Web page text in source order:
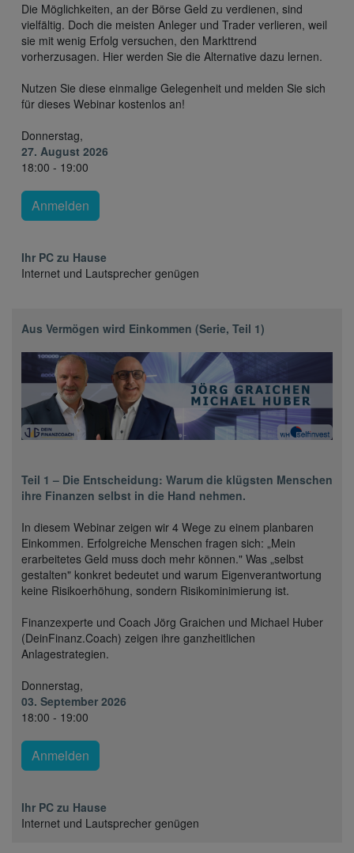
Die Möglichkeiten, an der Börse Geld zu verdienen, sind
vielfältig. Doch die meisten Anleger und Trader verlieren, weil
sie mit wenig Erfolg versuchen, den Markttrend
vorherzusagen. Hier werden Sie die Alternative dazu lernen.
Nutzen Sie diese einmalige Gelegenheit und melden Sie sich
für dieses Webinar kostenlos an!
Donnerstag,
27. August 2026
18:00 - 19:00
Anmelden
Ihr PC zu Hause
Internet und Lautsprecher genügen
Aus Vermögen wird Einkommen (Serie, Teil 1)
Teil 1 – Die Entscheidung: Warum die klügsten Menschen
ihre Finanzen selbst in die Hand nehmen.
In diesem Webinar zeigen wir 4 Wege zu einem planbaren
Einkommen. Erfolgreiche Menschen fragen sich: „Mein
erarbeitetes Geld muss doch mehr können." Was „selbst
gestalten" konkret bedeutet und warum Eigenverantwortung
keine Risikoerhöhung, sondern Risikominimierung ist.
Finanzexperte und Coach Jörg Graichen und Michael Huber
(DeinFinanz.Coach) zeigen ihre ganzheitlichen
Anlagestrategien.
Donnerstag,
03. September 2026
18:00 - 19:00
Anmelden
Ihr PC zu Hause
Internet und Lautsprecher genügen